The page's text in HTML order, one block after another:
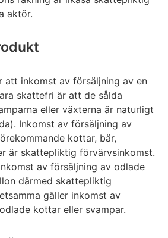
aktör.
att inkomst av försäljning av en
skattefri är att de sålda
eller växterna är naturligt
Inkomst av försäljning av
kottar, bär,
är skattepliktig förvärvsinkomst.
av försäljning av odlade
därmed skattepliktig
gäller inkomst av
kottar eller svampar.